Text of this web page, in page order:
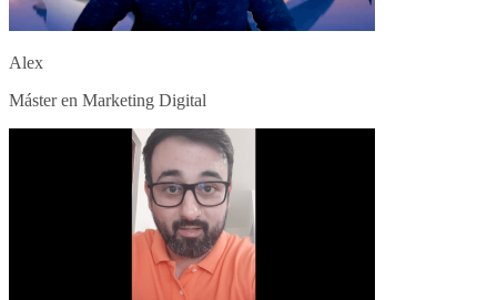
Alex
Máster en Marketing Digital